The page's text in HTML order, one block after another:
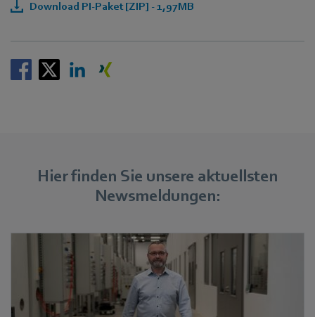
Download PI-Paket [ZIP] - 1,97MB
Hier finden Sie unsere aktuellsten
Newsmeldungen: